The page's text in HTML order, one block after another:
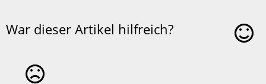
War dieser Artikel hilfreich?